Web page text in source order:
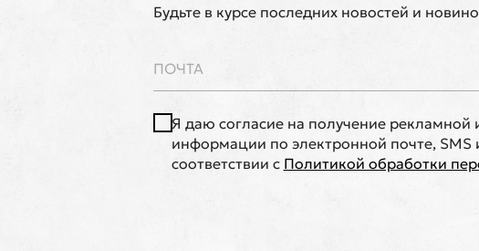
Будьте в курсе последних новостей и
Я даю согласие на получение рекламной
информации по электронной почте, SMS
соответствии с Политикой обработки